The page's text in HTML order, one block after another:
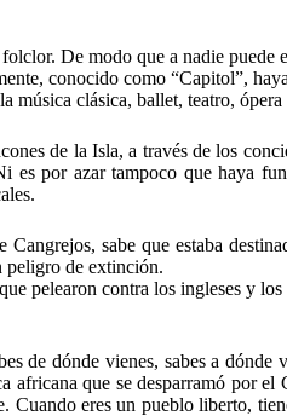
De modo que a nadie puede
conocido como “Capitol”,
música clásica, ballet, teatro,
de la Isla, a través de los
es por azar tampoco que haya
sabe que estaba
peligro de extinción.
pelearon contra los ingleses y
de dónde vienes, sabes a
que se desparramó por
eres un pueblo liberto,